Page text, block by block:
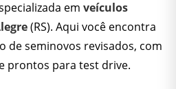
em veículos
(RS). Aqui você encontra
de seminovos revisados, com
prontos para test drive.